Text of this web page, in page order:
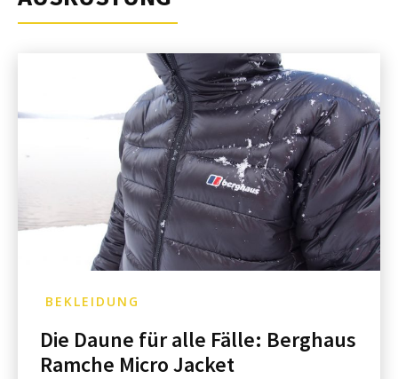
BEKLEIDUNG
Die Daune für alle Fälle: Berghaus
Ramche Micro Jacket